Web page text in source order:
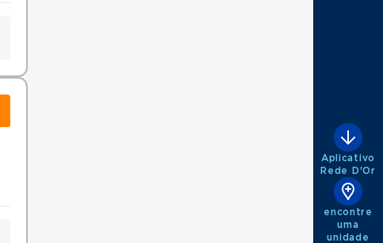
Aplicativo
Rede D'Or
encontre
uma
unidade